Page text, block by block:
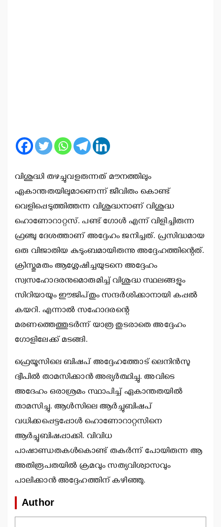
വിശുദ്ധി തഴച്ചുവളരുന്നത് മൗനത്തിലും
ഏകാന്തതയിലുമാണെന്ന് ജീവിതം കൊണ്ട്
വെളിപ്പെടുത്തിത്തന്ന വിശുദ്ധനാണ് വിശുദ്ധ
ഹൊണോറാറ്റസ്. പണ്ട് ഗോള്‍ എന്ന് വിളിച്ചിരുന്ന
ഫ്രഞ്ചു ദേശത്താണ് അദ്ദേഹം ജനിച്ചത്. പ്രസിദ്ധമായ
ഒരു വിജാതിയ കുടുംബമായിരുന്നു അദ്ദേഹത്തിന്റെത്.
ക്രിസ്തുമതം ആശ്ലേഷിച്ചയുടനെ അദ്ദേഹം
സ്വസഹോദരനുമൊരുമിച്ച് വിശുദ്ധ സ്ഥലങ്ങളും
സിറിയായും ഈജിപ്തും സന്ദര്‍ശിക്കാനായി കപ്പല്‍
കയറി. എന്നാല്‍ സഹോദരന്റെ
മരണത്തെത്തുടര്‍ന്ന് യാത്ര തുടരാതെ അദ്ദേഹം
ഗോളിലേക്ക് മടങ്ങി.
ഫ്രെയൂസിലെ ബിഷപ് അദ്ദേഹത്തോട് ലെനിന്‍സു
ദ്വീപില്‍ താമസിക്കാന്‍ അഭ്യര്‍ത്ഥിച്ചു. അവിടെ
അദേഹം ഒരാശ്രമം സ്ഥാപിച്ച് ഏകാന്തതയില്‍
താമസിച്ചു. ആള്‍സിലെ ആര്‍ച്ചുബിഷപ്
വധിക്കപ്പെട്ടപ്പോള്‍ ഹൊണോറാറ്റസിനെ
ആര്‍ച്ചുബിഷപ്പാക്കി. വിവിധ
പാഷാണ്ഡതകള്‍കൊണ്ട് തകര്‍ന്ന് പോയിരുന്ന ആ
അതിരൂപതയില്‍ ക്രമവും സത്യവിശ്വാസവും
പാലിക്കാന്‍ അദ്ദേഹത്തിന് കഴിഞ്ഞു.
Author